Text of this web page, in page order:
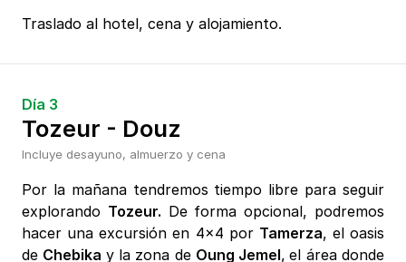
Traslado al hotel, cena y alojamiento.
Día 3
Tozeur - Douz
Incluye desayuno, almuerzo y cena
Por la mañana tendremos tiempo libre para seguir
explorando Tozeur. De forma opcional, podremos
hacer una excursión en 4x4 por Tamerza, el oasis
de Chebika y la zona de Oung Jemel, el área donde